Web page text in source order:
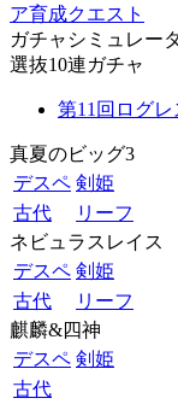
ア育成クエスト
ガチャシミュレー
選抜10連ガチャ
第11回ログ
真夏のビッグ3
デスペ 剣姫
古代
リーフ
ネビュラスレイス
デスペ 剣姫
古代
リーフ
麒麟&四神
デスペ 剣姫
古代